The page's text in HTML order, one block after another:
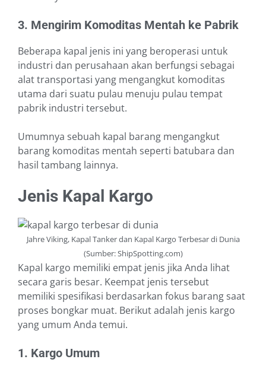
3. Mengirim Komoditas Mentah ke Pabrik
Beberapa kapal jenis ini yang beroperasi untuk
industri dan perusahaan akan berfungsi sebagai
alat transportasi yang mengangkut komoditas
utama dari suatu pulau menuju pulau tempat
pabrik industri tersebut.
Umumnya sebuah kapal barang mengangkut
barang komoditas mentah seperti batubara dan
hasil tambang lainnya.
Jenis Kapal Kargo
Jahre Viking, Kapal Tanker dan Kapal Kargo Terbesar di Dunia
(Sumber: ShipSpotting.com)
Kapal kargo memiliki empat jenis jika Anda lihat
secara garis besar. Keempat jenis tersebut
memiliki spesifikasi berdasarkan fokus barang saat
proses bongkar muat. Berikut adalah jenis kargo
yang umum Anda temui.
1. Kargo Umum